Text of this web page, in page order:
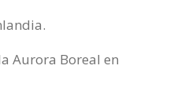
Aurora Boreal en